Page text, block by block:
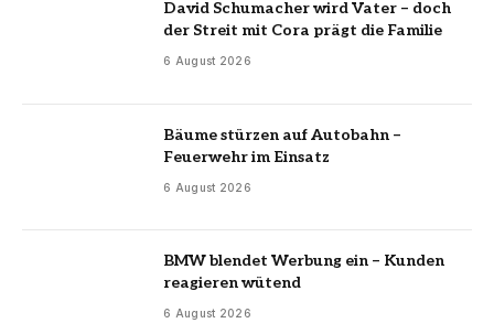
David Schumacher wird Vater – doch
der Streit mit Cora prägt die Familie
6 August 2026
Bäume stürzen auf Autobahn –
Feuerwehr im Einsatz
6 August 2026
BMW blendet Werbung ein – Kunden
reagieren wütend
6 August 2026